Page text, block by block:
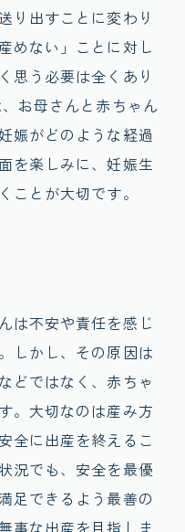
り出すことに変わり
めない」ことに対し
思う必要は全くあり
お母さんと赤ちゃん
娠がどのような経過
を楽しみに、妊娠生
ことが大切です。
は不安や責任を感じ
しかし、その原因は
どではなく、赤ちゃ
。大切なのは産み方
全に出産を終えるこ
況でも、安全を最優
足できるよう最善の
事な出産を目指しま